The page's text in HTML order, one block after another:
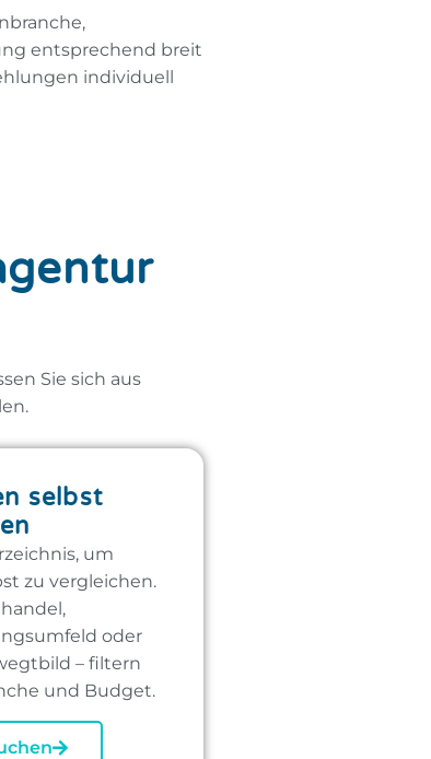
entsprechend breit
individuell
Sie sich aus
selbst
um
zu vergleichen.
oder
– filtern
und Budget.